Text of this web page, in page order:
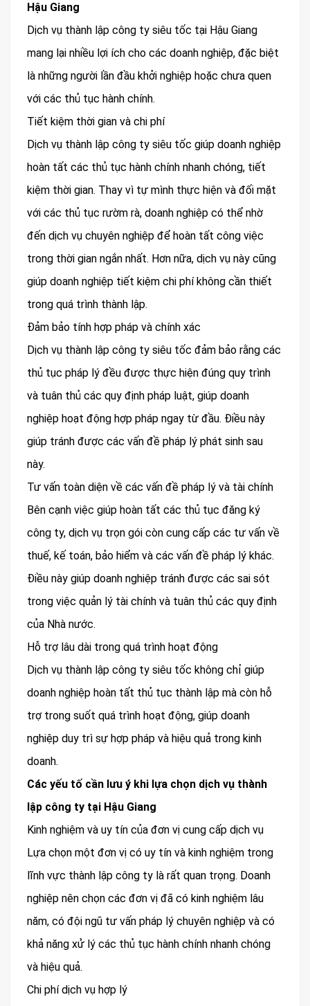
Hậu Giang
Dịch vụ thành lập công ty siêu tốc tại Hậu Giang
mang lại nhiều lợi ích cho các doanh nghiệp, đặc biệt
là những người lần đầu khởi nghiệp hoặc chưa quen
với các thủ tục hành chính.
Tiết kiệm thời gian và chi phí
Dịch vụ thành lập công ty siêu tốc giúp doanh nghiệp
hoàn tất các thủ tục hành chính nhanh chóng, tiết
kiệm thời gian. Thay vì tự mình thực hiện và đối mặt
với các thủ tục rườm rà, doanh nghiệp có thể nhờ
đến dịch vụ chuyên nghiệp để hoàn tất công việc
trong thời gian ngắn nhất. Hơn nữa, dịch vụ này cũng
giúp doanh nghiệp tiết kiệm chi phí không cần thiết
trong quá trình thành lập.
Đảm bảo tính hợp pháp và chính xác
Dịch vụ thành lập công ty siêu tốc đảm bảo rằng các
thủ tục pháp lý đều được thực hiện đúng quy trình
và tuân thủ các quy định pháp luật, giúp doanh
nghiệp hoạt động hợp pháp ngay từ đầu. Điều này
giúp tránh được các vấn đề pháp lý phát sinh sau
này.
Tư vấn toàn diện về các vấn đề pháp lý và tài chính
Bên cạnh việc giúp hoàn tất các thủ tục đăng ký
công ty, dịch vụ trọn gói còn cung cấp các tư vấn về
thuế, kế toán, bảo hiểm và các vấn đề pháp lý khác.
Điều này giúp doanh nghiệp tránh được các sai sót
trong việc quản lý tài chính và tuân thủ các quy định
của Nhà nước.
Hỗ trợ lâu dài trong quá trình hoạt động
Dịch vụ thành lập công ty siêu tốc không chỉ giúp
doanh nghiệp hoàn tất thủ tục thành lập mà còn hỗ
trợ trong suốt quá trình hoạt động, giúp doanh
nghiệp duy trì sự hợp pháp và hiệu quả trong kinh
doanh.
Các yếu tố cần lưu ý khi lựa chọn dịch vụ thành
lập công ty tại Hậu Giang
Kinh nghiệm và uy tín của đơn vị cung cấp dịch vụ
Lựa chọn một đơn vị có uy tín và kinh nghiệm trong
lĩnh vực thành lập công ty là rất quan trọng. Doanh
nghiệp nên chọn các đơn vị đã có kinh nghiệm lâu
năm, có đội ngũ tư vấn pháp lý chuyên nghiệp và có
khả năng xử lý các thủ tục hành chính nhanh chóng
và hiệu quả.
Chi phí dịch vụ hợp lý